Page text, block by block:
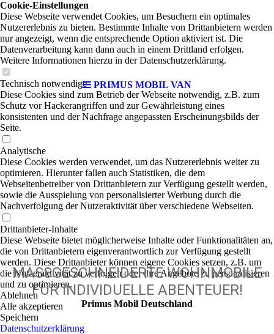
PRIMUS MOBIL VAN
MASSGESCHNEIDERTE WOHNMOBILE
FÜR INDIVIDUELLE ABENTEUER!
Primus Mobil Deutschland
Cookie-Einstellungen
Diese Webseite verwendet Cookies, um Besuchern ein optimales
Nutzererlebnis zu bieten. Bestimmte Inhalte von Drittanbietern werden
nur angezeigt, wenn die entsprechende Option aktiviert ist. Die
Datenverarbeitung kann dann auch in einem Drittland erfolgen.
Weitere Informationen hierzu in der Datenschutzerklärung.
Technisch notwendige
Diese Cookies sind zum Betrieb der Webseite notwendig, z.B. zum
Schutz vor Hackerangriffen und zur Gewährleistung eines
konsistenten und der Nachfrage angepassten Erscheinungsbilds der
Seite.
Analytische
Diese Cookies werden verwendet, um das Nutzererlebnis weiter zu
optimieren. Hierunter fallen auch Statistiken, die dem
Webseitenbetreiber von Drittanbietern zur Verfügung gestellt werden,
sowie die Ausspielung von personalisierter Werbung durch die
Nachverfolgung der Nutzeraktivität über verschiedene Webseiten.
Drittanbieter-Inhalte
Diese Webseite bietet möglicherweise Inhalte oder Funktionalitäten an,
die von Drittanbietern eigenverantwortlich zur Verfügung gestellt
werden. Diese Drittanbieter können eigene Cookies setzen, z.B. um
die Nutzeraktivität zu verfolgen oder ihre Angebote zu personalisieren
und zu optimieren.
Ablehnen
Alle akzeptieren
Speichern
Datenschutzerklärung